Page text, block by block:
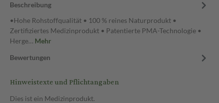
Beschreibung
•Hohe Rohstoffqualität • 100 % reines Naturprodukt •
Zertifiziertes Medizinprodukt • Patentierte PMA-Technologie •
Herge… Mehr
Bewertungen
Hinweistexte und Pflichtangaben
Dies ist ein Medizinprodukt.